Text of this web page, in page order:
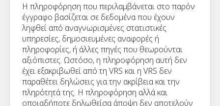
Η πληροφόρηση που περιλαμβάνεται στο παρόν
έγγραφο βασίζεται σε δεδομένα που έχουν
ληφθεί από αναγνωρισμένες στατιστικές
υπηρεσίες, δημοσιευμένες αναφορές ή
πληροφορίες, ή άλλες πηγές που θεωρούνται
αξιόπιστες. Ωστόσο, η πληροφόρηση αυτή δεν
έχει εξακριβωθεί από τη VRS και η VRS δεν
παραθέτει δηλώσεις για την ακρίβεια και την
πληρότητά της. Η πληροφόρηση αλλά και
οποιαδήποτε δηλωθείσα άποψη δεν αποτελούν